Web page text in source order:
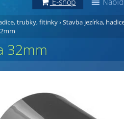
trubky, fitinky›Stavba jezírka,
32mm